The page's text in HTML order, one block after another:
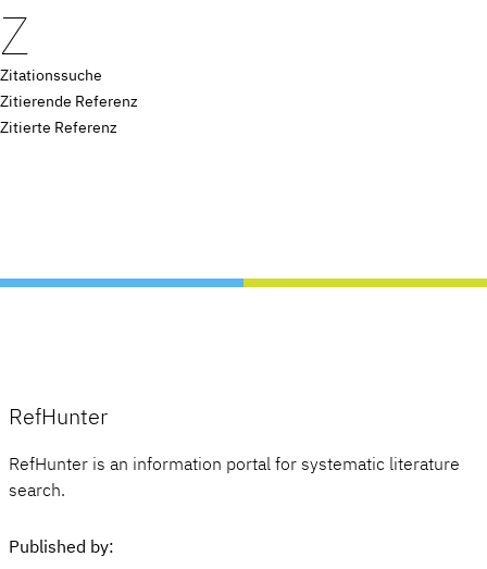
Z
Zitationssuche
Zitierende Referenz
Zitierte Referenz
RefHunter
RefHunter is an information portal for systematic literature
search.
Published by: